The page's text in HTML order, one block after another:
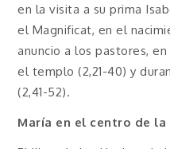
en la visita a su prima
el Magnificat, en el
anuncio a los pastores,
el templo (2,21-40) y
(2,41-52).
María en el centro de la